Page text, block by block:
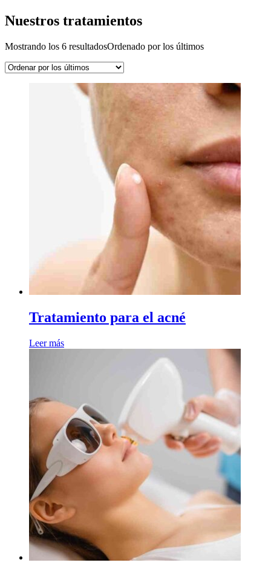
Nuestros tratamientos
Mostrando los 6 resultadosOrdenado por los últimos
Tratamiento para el acné
Leer más